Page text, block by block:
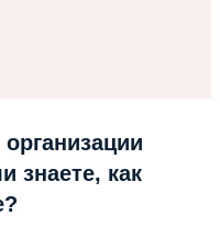
знаете, как